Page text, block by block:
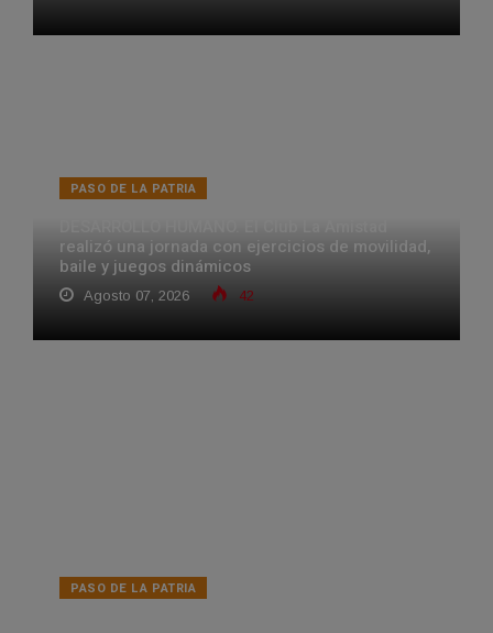
PASO DE LA PATRIA
realizó una jornada con ejercicios de movilidad,
baile y juegos dinámicos
Agosto 07, 2026 42
PASO DE LA PATRIA